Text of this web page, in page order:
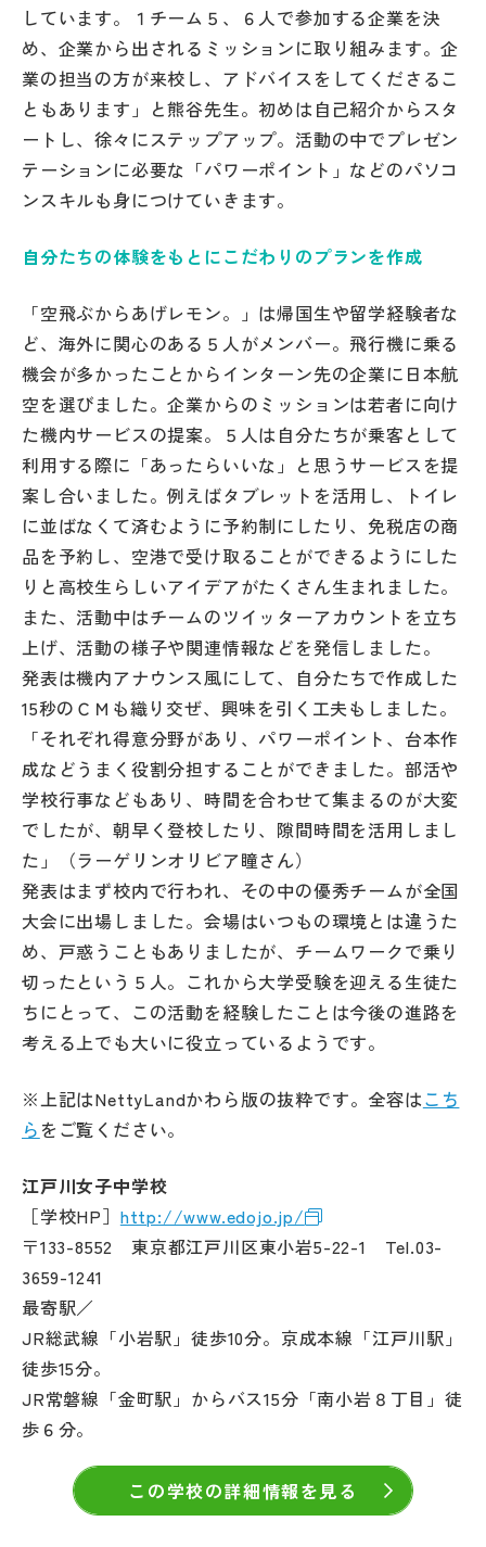
しています。１チーム５、６人で参加する企業を決
め、企業から出されるミッションに取り組みます。企
業の担当の方が来校し、アドバイスをしてくださるこ
ともあります」と熊谷先生。初めは自己紹介からスタ
ートし、徐々にステップアップ。活動の中でプレゼン
テーションに必要な「パワーポイント」などのパソコ
ンスキルも身につけていきます。
自分たちの体験をもとにこだわりのプランを作成
「空飛ぶからあげレモン。」は帰国生や留学経験者な
ど、海外に関心のある５人がメンバー。飛行機に乗る
機会が多かったことからインターン先の企業に日本航
空を選びました。企業からのミッションは若者に向け
た機内サービスの提案。５人は自分たちが乗客として
利用する際に「あったらいいな」と思うサービスを提
案し合いました。例えばタブレットを活用し、トイレ
に並ばなくて済むように予約制にしたり、免税店の商
品を予約し、空港で受け取ることができるようにした
りと高校生らしいアイデアがたくさん生まれました。
また、活動中はチームのツイッターアカウントを立ち
上げ、活動の様子や関連情報などを発信しました。
発表は機内アナウンス風にして、自分たちで作成した
15秒のＣＭも織り交ぜ、興味を引く工夫もしました。
「それぞれ得意分野があり、パワーポイント、台本作
成などうまく役割分担することができました。部活や
学校行事などもあり、時間を合わせて集まるのが大変
でしたが、朝早く登校したり、隙間時間を活用しまし
た」（ラーゲリンオリビア瞳さん）
発表はまず校内で行われ、その中の優秀チームが全国
大会に出場しました。会場はいつもの環境とは違うた
め、戸惑うこともありましたが、チームワークで乗り
切ったという５人。これから大学受験を迎える生徒た
ちにとって、この活動を経験したことは今後の進路を
考える上でも大いに役立っているようです。
※上記はNettyLandかわら版の抜粋です。全容はこち
ら をご覧ください。
江戸川女子中学校
［学校HP］ http://www.edojo.jp/
〒133-8552 東京都江戸川区東小岩5-22-1 Tel.03-
3659-1241
最寄駅／
JR総武線「小岩駅」徒歩10分。京成本線「江戸川駅」
徒歩15分。
JR常磐線「金町駅」からバス15分「南小岩８丁目」徒
歩６分。
この学校の詳細情報を見る